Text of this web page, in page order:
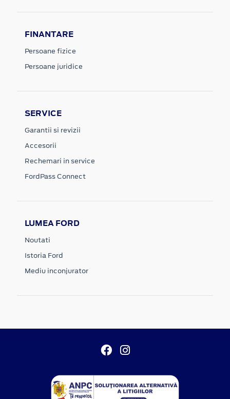
FINANTARE
Persoane fizice
Persoane juridice
SERVICE
Garantii si revizii
Accesorii
Rechemari in service
FordPass Connect
LUMEA FORD
Noutati
Istoria Ford
Mediu inconjurator